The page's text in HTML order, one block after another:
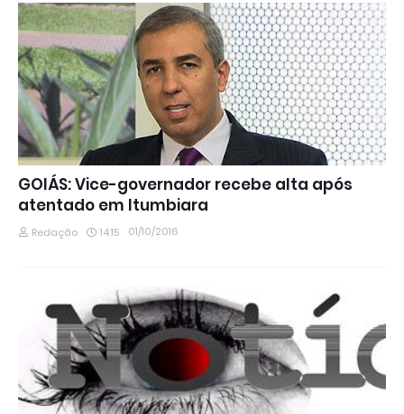
GOIÁS: Vice-governador recebe alta após
atentado em Itumbiara
Redação 14:15 01/10/2016